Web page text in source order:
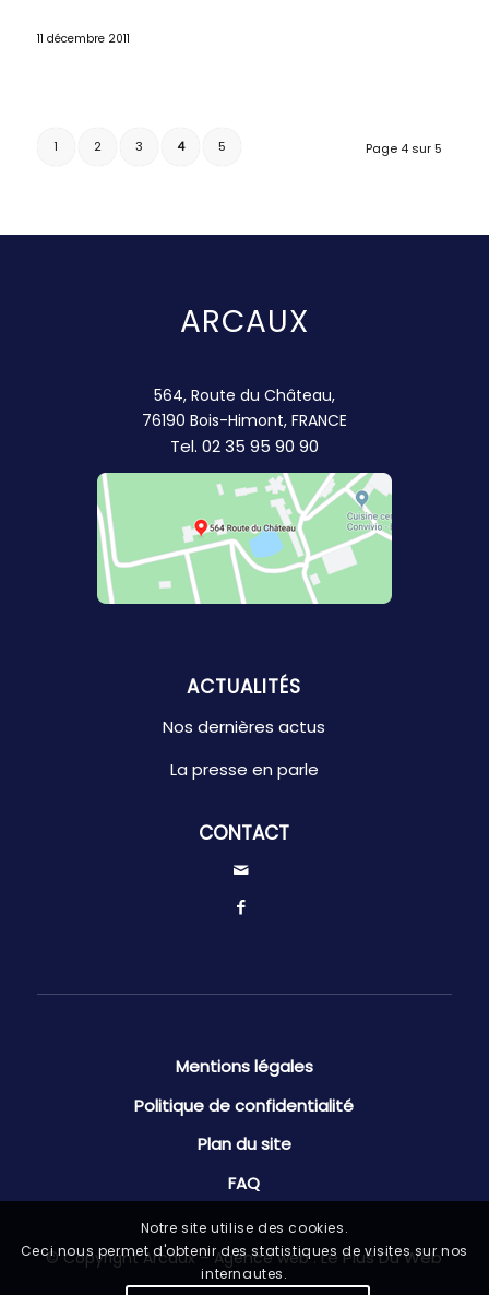
11 décembre 2011
Page 4 sur 5
1 2 3 4 5
ARCAUX
564, Route du Château,
76190 Bois-Himont, FRANCE
Tel. 02 35 95 90 90
ACTUALITÉS
Nos dernières actus
La presse en parle
CONTACT
Mentions légales
Politique de confidentialité
Plan du site
FAQ
© Copyright Arcaux – Agence web :Le Plus Du Web
Notre site utilise des cookies.
Ceci nous permet d'obtenir des statistiques de visites sur nos
internautes.